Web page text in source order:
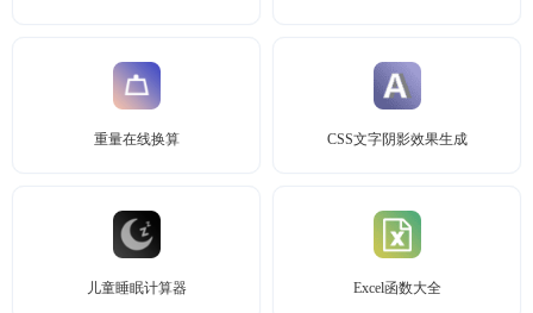
重量在线换算 CSS文字阴影效果生成
儿童睡眠计算器 Excel函数大全